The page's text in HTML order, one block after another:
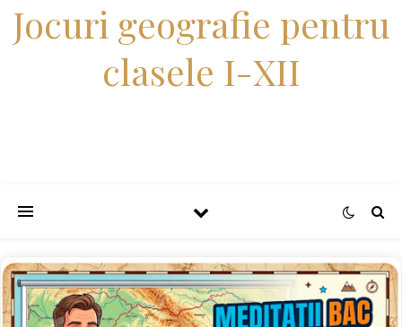
Jocuri geografie pentru
clasele I-XII